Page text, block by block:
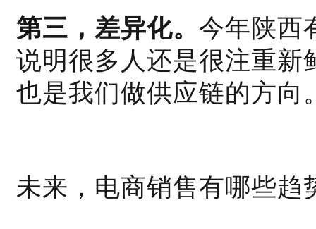
第三，差异化。 今年陕西
说明很多人还是很注重新
也是我们做供应链的方向
未来，电商销售有哪些趋